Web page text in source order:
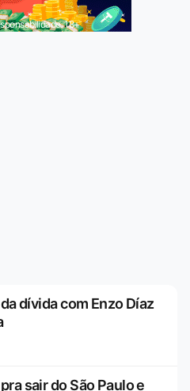
18+
dívida com Enzo Díaz
sair do São Paulo e